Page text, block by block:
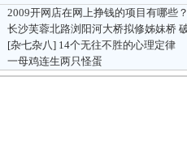
2009开网店在网上挣钱的项目有哪些？
[杂七杂八] 14个无往不胜的心理定律
一母鸡连生两只怪蛋